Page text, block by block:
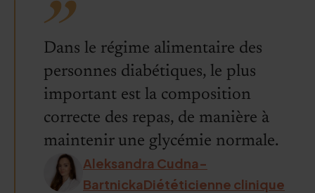
Dans le régime alimentaire des
personnes diabétiques, le plus
important est la composition
correcte des repas, de manière à
maintenir une glycémie normale.
Aleksandra Cudna-
BartnickaDiététicienne clinique